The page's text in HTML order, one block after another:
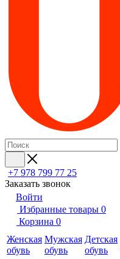
+7 978 799 77 25
Заказать звонок
Войти
Избранные товары 0
Корзина 0
Женская
обувь
Мужская
обувь
Детская
обувь